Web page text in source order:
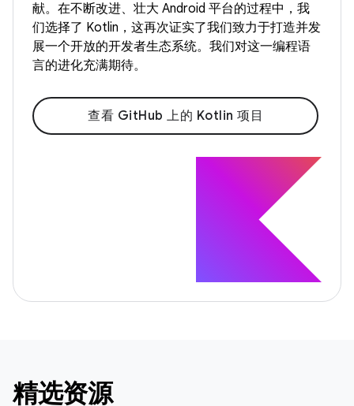
献。在不断改进、壮大 Android 平台的过程中，我
们选择了 Kotlin，这再次证实了我们致力于打造并发
展一个开放的开发者生态系统。我们对这一编程语
言的进化充满期待。
查看 GitHub 上的 Kotlin 项目
精选资源